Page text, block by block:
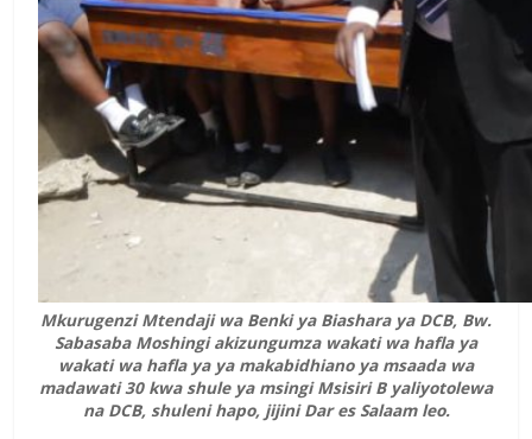
Mkurugenzi Mtendaji wa Benki ya Biashara ya DCB, Bw.
Sabasaba Moshingi akizungumza wakati wa hafla ya
wakati wa hafla ya ya makabidhiano ya msaada wa
madawati 30 kwa shule ya msingi Msisiri B yaliyotolewa
na DCB, shuleni hapo, jijini Dar es Salaam leo.